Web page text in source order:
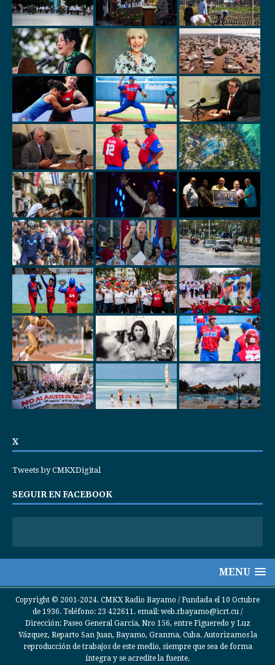
X
Tweets by CMKXDigital
SEGUIR EN FACEBOOK
MENU
Copyright © 2001-2024. CMKX Radio Bayamo / Fundada el 10 Octubre
de 1936. Teléfono: 23 422611. email: web.rbayamo@icrt.cu /
Dirección: Paseo General García, Nro 156, entre Figueredo y Luz
Vázquez, Reparto San Juan, Bayamo, Granma, Cuba. Autorizamos la
reproducción de trabajos de este medio, siempre que sea de forma
íntegra y se acredite la fuente.